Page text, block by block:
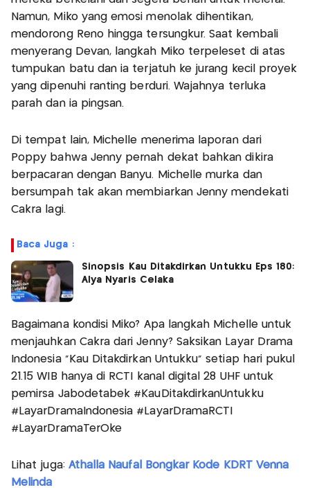
Namun, Miko yang emosi menolak dihentikan,
mendorong Reno hingga tersungkur. Saat kembali
menyerang Devan, langkah Miko terpeleset di atas
tumpukan batu dan ia terjatuh ke jurang kecil proyek
yang dipenuhi ranting berduri. Wajahnya terluka
parah dan ia pingsan.
Di tempat lain, Michelle menerima laporan dari
Poppy bahwa Jenny pernah dekat bahkan dikira
berpacaran dengan Banyu. Michelle murka dan
bersumpah tak akan membiarkan Jenny mendekati
Cakra lagi.
Baca Juga :
Sinopsis Kau Ditakdirkan Untukku Eps 180:
Alya Nyaris Celaka
Bagaimana kondisi Miko? Apa langkah Michelle untuk
menjauhkan Cakra dari Jenny? Saksikan Layar Drama
Indonesia “Kau Ditakdirkan Untukku” setiap hari pukul
21.15 WIB hanya di RCTI kanal digital 28 UHF untuk
pemirsa Jabodetabek #KauDitakdirkanUntukku
#LayarDramaIndonesia #LayarDramaRCTI
#LayarDramaTerOke
Lihat juga: Athalla Naufal Bongkar Kode KDRT Venna
Melinda